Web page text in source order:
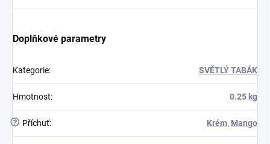
Doplňkové parametry
Kategorie: SVĚTLÝ TABÁK
Hmotnost: 0.25 kg
? Příchuť: Krém, Mango